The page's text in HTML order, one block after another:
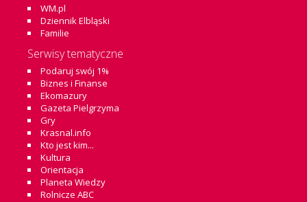
WM.pl
Dziennik Elbląski
Familie
Serwisy tematyczne
Podaruj swój 1%
Biznes i Finanse
Ekomazury
Gazeta Pielgrzyma
Gry
Krasnal.info
Kto jest kim...
Kultura
Orientacja
Planeta Wiedzy
Rolnicze ABC